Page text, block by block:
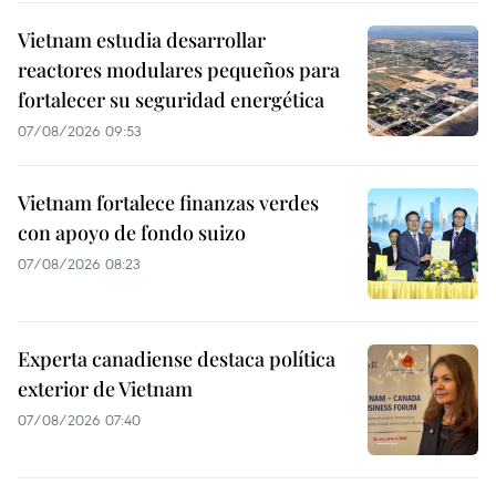
Vietnam estudia desarrollar
reactores modulares pequeños para
fortalecer su seguridad energética
07/08/2026 09:53
Vietnam fortalece finanzas verdes
con apoyo de fondo suizo
07/08/2026 08:23
Experta canadiense destaca política
exterior de Vietnam
07/08/2026 07:40